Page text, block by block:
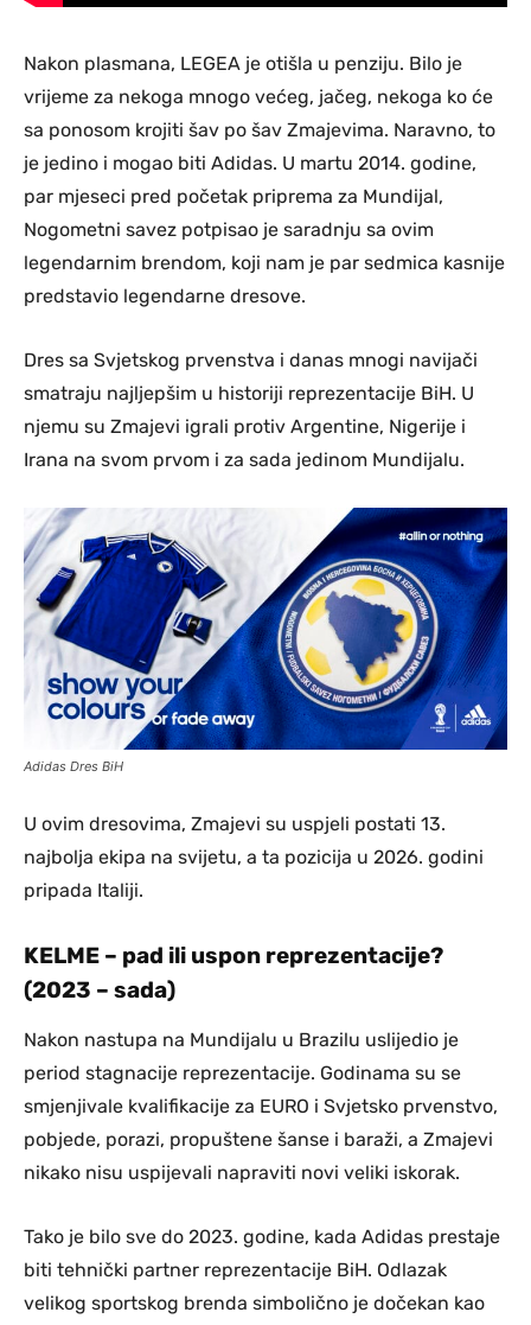
Nakon plasmana, LEGEA je otišla u penziju. Bilo je
vrijeme za nekoga mnogo većeg, jačeg, nekoga ko će
sa ponosom krojiti šav po šav Zmajevima. Naravno, to
je jedino i mogao biti Adidas. U martu 2014. godine,
par mjeseci pred početak priprema za Mundijal,
Nogometni savez potpisao je saradnju sa ovim
legendarnim brendom, koji nam je par sedmica kasnije
predstavio legendarne dresove.
Dres sa Svjetskog prvenstva i danas mnogi navijači
smatraju najljepšim u historiji reprezentacije BiH. U
njemu su Zmajevi igrali protiv Argentine, Nigerije i
Irana na svom prvom i za sada jedinom Mundijalu.
Adidas Dres BiH
U ovim dresovima, Zmajevi su uspjeli postati 13.
najbolja ekipa na svijetu, a ta pozicija u 2026. godini
pripada Italiji.
KELME – pad ili uspon reprezentacije?
(2023 – sada)
Nakon nastupa na Mundijalu u Brazilu uslijedio je
period stagnacije reprezentacije. Godinama su se
smjenjivale kvalifikacije za EURO i Svjetsko prvenstvo,
pobjede, porazi, propuštene šanse i baraži, a Zmajevi
nikako nisu uspijevali napraviti novi veliki iskorak.
Tako je bilo sve do 2023. godine, kada Adidas prestaje
biti tehnički partner reprezentacije BiH. Odlazak
velikog sportskog brenda simbolično je dočekan kao